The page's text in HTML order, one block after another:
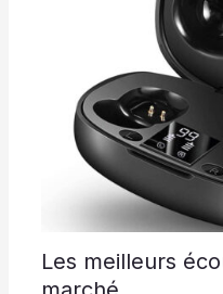
Les meilleurs